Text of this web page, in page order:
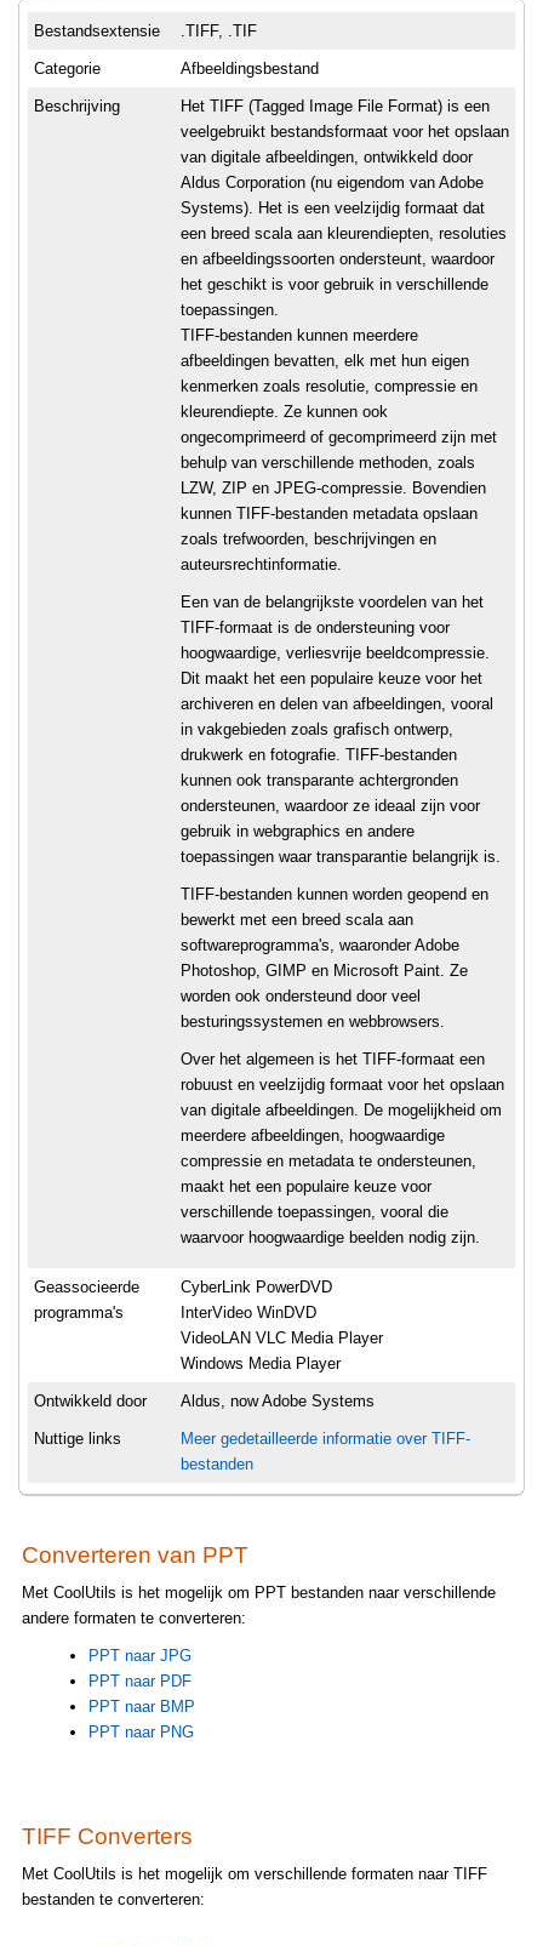
Bestandsextensie .TIFF, .TIF
Categorie Afbeeldingsbestand
Beschrijving
Het TIFF (Tagged Image File Format) is een
veelgebruikt bestandsformaat voor het opslaan
van digitale afbeeldingen, ontwikkeld door
Aldus Corporation (nu eigendom van Adobe
Systems). Het is een veelzijdig formaat dat
een breed scala aan kleurendiepten, resoluties
en afbeeldingssoorten ondersteunt, waardoor
het geschikt is voor gebruik in verschillende
toepassingen.
TIFF-bestanden kunnen meerdere
afbeeldingen bevatten, elk met hun eigen
kenmerken zoals resolutie, compressie en
kleurendiepte. Ze kunnen ook
ongecomprimeerd of gecomprimeerd zijn met
behulp van verschillende methoden, zoals
LZW, ZIP en JPEG-compressie. Bovendien
kunnen TIFF-bestanden metadata opslaan
zoals trefwoorden, beschrijvingen en
auteursrechtinformatie.
Een van de belangrijkste voordelen van het
TIFF-formaat is de ondersteuning voor
hoogwaardige, verliesvrije beeldcompressie.
Dit maakt het een populaire keuze voor het
archiveren en delen van afbeeldingen, vooral
in vakgebieden zoals grafisch ontwerp,
drukwerk en fotografie. TIFF-bestanden
kunnen ook transparante achtergronden
ondersteunen, waardoor ze ideaal zijn voor
gebruik in webgraphics en andere
toepassingen waar transparantie belangrijk is.
TIFF-bestanden kunnen worden geopend en
bewerkt met een breed scala aan
softwareprogramma's, waaronder Adobe
Photoshop, GIMP en Microsoft Paint. Ze
worden ook ondersteund door veel
besturingssystemen en webbrowsers.
Over het algemeen is het TIFF-formaat een
robuust en veelzijdig formaat voor het opslaan
van digitale afbeeldingen. De mogelijkheid om
meerdere afbeeldingen, hoogwaardige
compressie en metadata te ondersteunen,
maakt het een populaire keuze voor
verschillende toepassingen, vooral die
waarvoor hoogwaardige beelden nodig zijn.
Geassocieerde
programma's
CyberLink PowerDVD
InterVideo WinDVD
VideoLAN VLC Media Player
Windows Media Player
Ontwikkeld door Aldus, now Adobe Systems
Nuttige links
Meer gedetailleerde informatie over TIFF-
bestanden
Converteren van PPT
Met CoolUtils is het mogelijk om PPT bestanden naar verschillende
andere formaten te converteren:
PPT naar JPG
PPT naar PDF
PPT naar BMP
PPT naar PNG
TIFF Converters
Met CoolUtils is het mogelijk om verschillende formaten naar TIFF
bestanden te converteren: